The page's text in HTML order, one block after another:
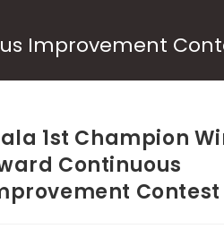
Improvement
1st Champion
Continuous
Contest